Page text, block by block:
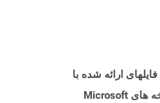
پرونده هایی با پسوند PPTM فایلهای ارائه شده با
قابلیت کلان هستند که با نسخه های Microsoft